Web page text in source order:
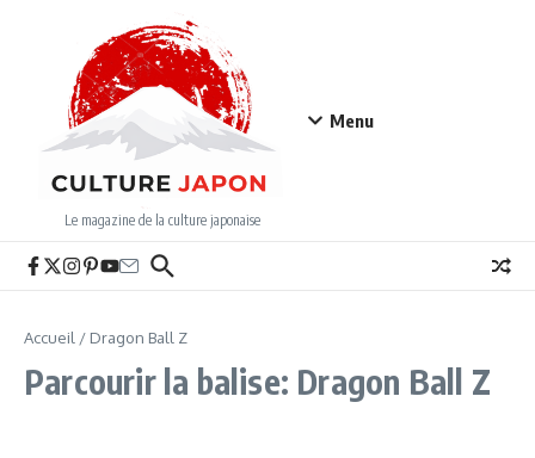
Le magazine de la culture japonaise
Menu
Accueil / Dragon Ball Z
Parcourir la balise: Dragon Ball Z